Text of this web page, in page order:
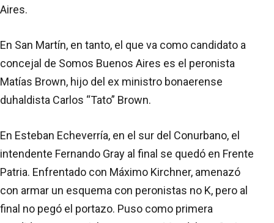
Aires.
En San Martín, en tanto, el que va como candidato a
concejal de Somos Buenos Aires es el peronista
Matías Brown, hijo del ex ministro bonaerense
duhaldista Carlos “Tato” Brown.
En Esteban Echeverría, en el sur del Conurbano, el
intendente Fernando Gray al final se quedó en Frente
Patria. Enfrentado con Máximo Kirchner, amenazó
con armar un esquema con peronistas no K, pero al
final no pegó el portazo. Puso como primera